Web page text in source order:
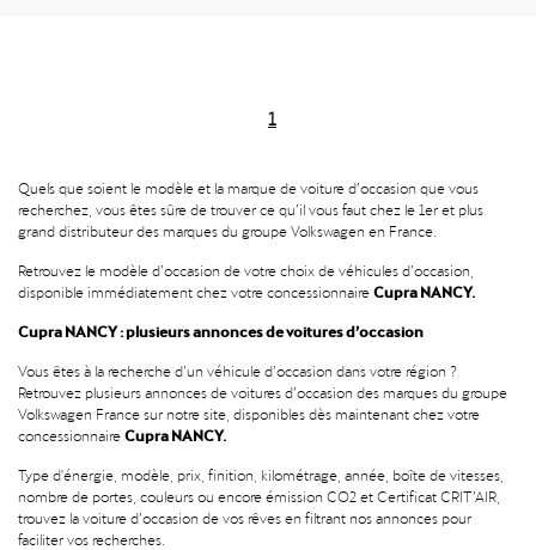
1
Quels que soient le modèle et la marque de voiture d’occasion que vous
recherchez, vous êtes sûre de trouver ce qu’il vous faut chez le 1er et plus
grand distributeur des marques du groupe Volkswagen en France.
Retrouvez le modèle d’occasion de votre choix de véhicules d’occasion,
disponible immédiatement chez votre concessionnaireCupra NANCY.
Cupra NANCY : plusieurs annonces de voitures d’occasion
Vous êtes à la recherche d’un véhicule d’occasion dans votre région ?
Retrouvez plusieurs annonces de voitures d’occasion des marques du groupe
Volkswagen France sur notre site, disponibles dès maintenant chez votre
concessionnaireCupra NANCY.
Type d'énergie, modèle, prix, finition, kilométrage, année, boîte de vitesses,
nombre de portes, couleurs ou encore émission CO2 et Certificat CRIT’AIR,
trouvez la voiture d’occasion de vos rêves en filtrant nos annonces pour
faciliter vos recherches.